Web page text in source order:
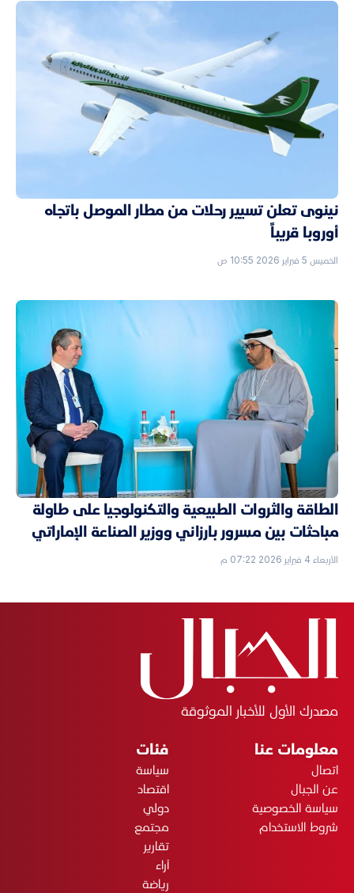
نينوى تعلن تسيير رحلات من مطار الموصل باتجاه
أوروبا قريباً
الخميس 5 فبراير 2026 10:55 ص
الطاقة والثروات الطبيعية والتكنولوجيا على طاولة
مباحثات بين مسرور بارزاني ووزير الصناعة الإماراتي
الأربعاء 4 فبراير 2026 07:22 م
مصدرك الأول للأخبار الموثوقة
معلومات عنا
اتصال
عن الجبال
سياسة الخصوصية
شروط الاستخدام
فئات
سياسة
اقتصاد
دولي
مجتمع
تقارير
آراء
رياضة